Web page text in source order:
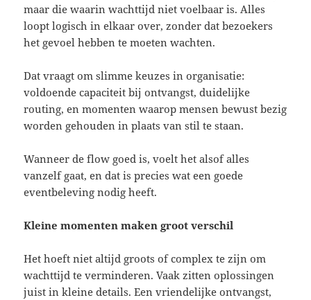
maar die waarin wachttijd niet voelbaar is. Alles
loopt logisch in elkaar over, zonder dat bezoekers
het gevoel hebben te moeten wachten.
Dat vraagt om slimme keuzes in organisatie:
voldoende capaciteit bij ontvangst, duidelijke
routing, en momenten waarop mensen bewust bezig
worden gehouden in plaats van stil te staan.
Wanneer de flow goed is, voelt het alsof alles
vanzelf gaat, en dat is precies wat een goede
eventbeleving nodig heeft.
Kleine momenten maken groot verschil
Het hoeft niet altijd groots of complex te zijn om
wachttijd te verminderen. Vaak zitten oplossingen
juist in kleine details. Een vriendelijke ontvangst,